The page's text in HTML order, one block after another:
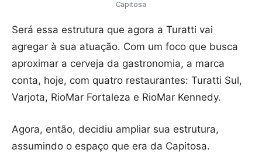
Capitosa
Será essa estrutura que agora a Turatti vai
agregar à sua atuação. Com um foco que busca
aproximar a cerveja da gastronomia, a marca
conta, hoje, com quatro restaurantes: Turatti Sul,
Varjota, RioMar Fortaleza e RioMar Kennedy.
Agora, então, decidiu ampliar sua estrutura,
assumindo o espaço que era da Capitosa.